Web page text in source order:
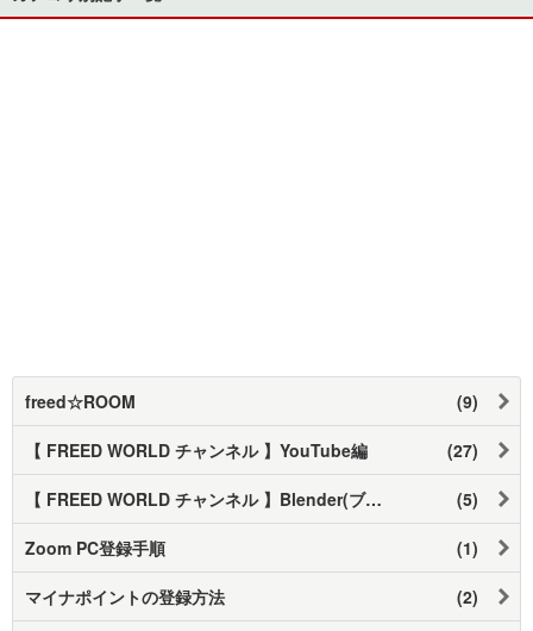
freed☆ROOM (9)
【 FREED WORLD チャンネル 】YouTube編 (27)
【 FREED WORLD チャンネル 】Blender(ブレンダー)への挑戦‼ (5)
Zoom PC登録手順 (1)
マイナポイントの登録方法 (2)